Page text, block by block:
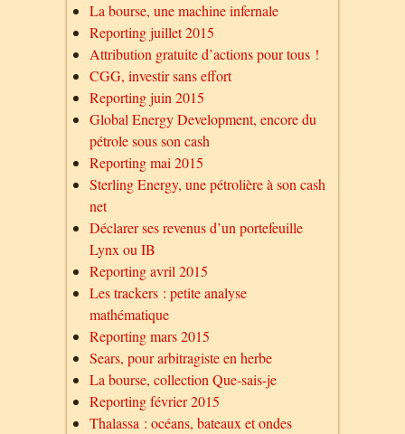
La bourse, une machine infernale
Reporting juillet 2015
Attribution gratuite d’actions pour tous !
CGG, investir sans effort
Reporting juin 2015
Global Energy Development, encore du
pétrole sous son cash
Reporting mai 2015
Sterling Energy, une pétrolière à son cash
net
Déclarer ses revenus d’un portefeuille
Lynx ou IB
Reporting avril 2015
Les trackers : petite analyse
mathématique
Reporting mars 2015
Sears, pour arbitragiste en herbe
La bourse, collection Que-sais-je
Reporting février 2015
Thalassa : océans, bateaux et ondes